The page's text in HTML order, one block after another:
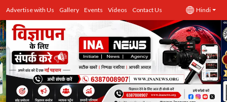
Advertise with Us Gallery Events Videos Contact Us Hindi
उत्तर प्रदेश
Advertise with Us
Events
राज्य